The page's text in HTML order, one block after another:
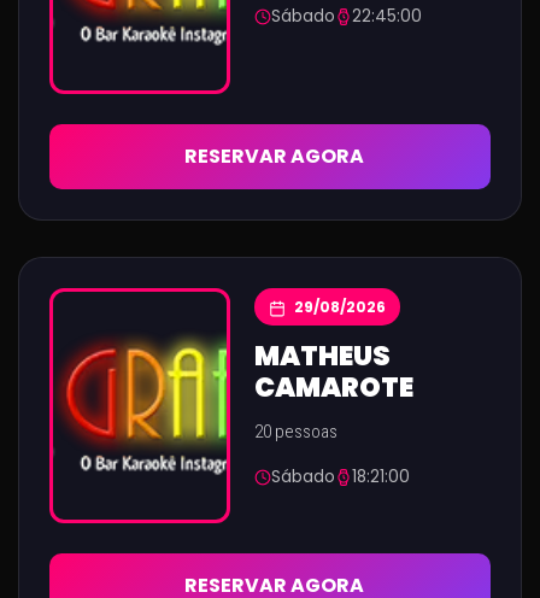
Sábado 22:45:00
RESERVAR AGORA
29/08/2026
MATHEUS
CAMAROTE
20 pessoas
Sábado 18:21:00
RESERVAR AGORA